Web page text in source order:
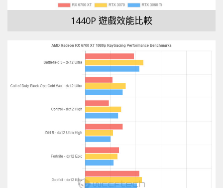
1440P 遊戲效能比較